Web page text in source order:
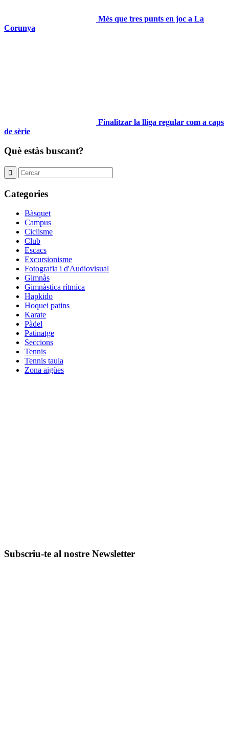
Més que tres punts en joc a La
Corunya
Finalitzar la lliga regular com a caps
de sèrie
Què estàs buscant?
Categories
Bàsquet
Campus
Ciclisme
Club
Escacs
Excursionisme
Fotografia i d'Audiovisual
Gimnàs
Gimnàstica rítmica
Hapkido
Hoquei patins
Karate
Pàdel
Patinatge
Seccions
Tennis
Tennis taula
Zona aigües
Subscriu-te al nostre Newsletter